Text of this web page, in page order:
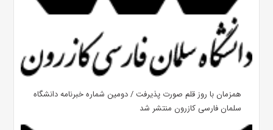
همزمان با روز قلم صورت پذیرفت / دومین شماره خبرنامه دانشگاه
سلمان فارسی کازرون منتشر شد